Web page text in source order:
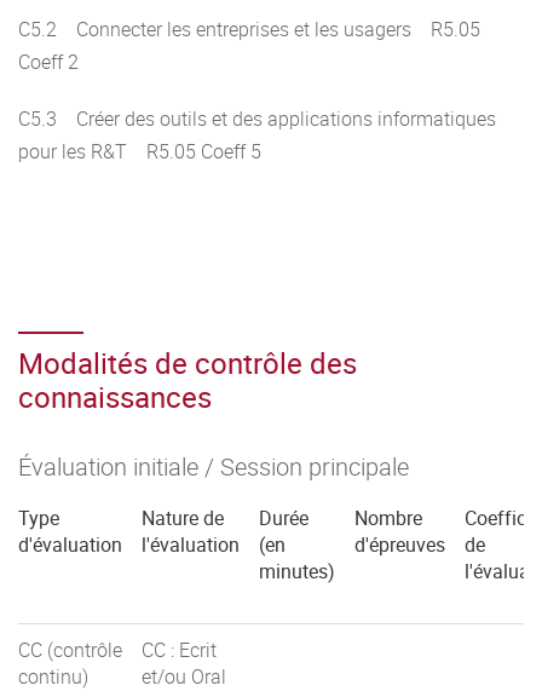
C5.2 Connecter les entreprises et les usagers R5.05
Coeff 2
C5.3 Créer des outils et des applications informatiques
pour les R&T R5.05 Coeff 5
Modalités de contrôle des
connaissances
Évaluation initiale / Session principale
Type
d'évaluation
Nature de
l'évaluation
Durée
(en
minutes)
Nombre
d'épreuves
de
CC (contrôle
continu)
CC : Ecrit
et/ou Oral